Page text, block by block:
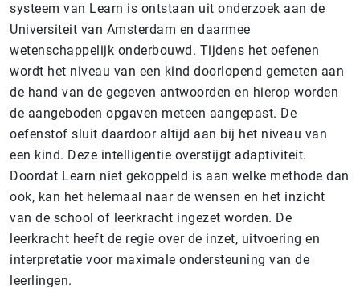
systeem van Learn is ontstaan uit onderzoek aan de
Universiteit van Amsterdam en daarmee
wetenschappelijk onderbouwd. Tijdens het oefenen
wordt het niveau van een kind doorlopend gemeten aan
de hand van de gegeven antwoorden en hierop worden
de aangeboden opgaven meteen aangepast. De
oefenstof sluit daardoor altijd aan bij het niveau van
een kind. Deze intelligentie overstijgt adaptiviteit.
Doordat Learn niet gekoppeld is aan welke methode dan
ook, kan het helemaal naar de wensen en het inzicht
van de school of leerkracht ingezet worden. De
leerkracht heeft de regie over de inzet, uitvoering en
interpretatie voor maximale ondersteuning van de
leerlingen.